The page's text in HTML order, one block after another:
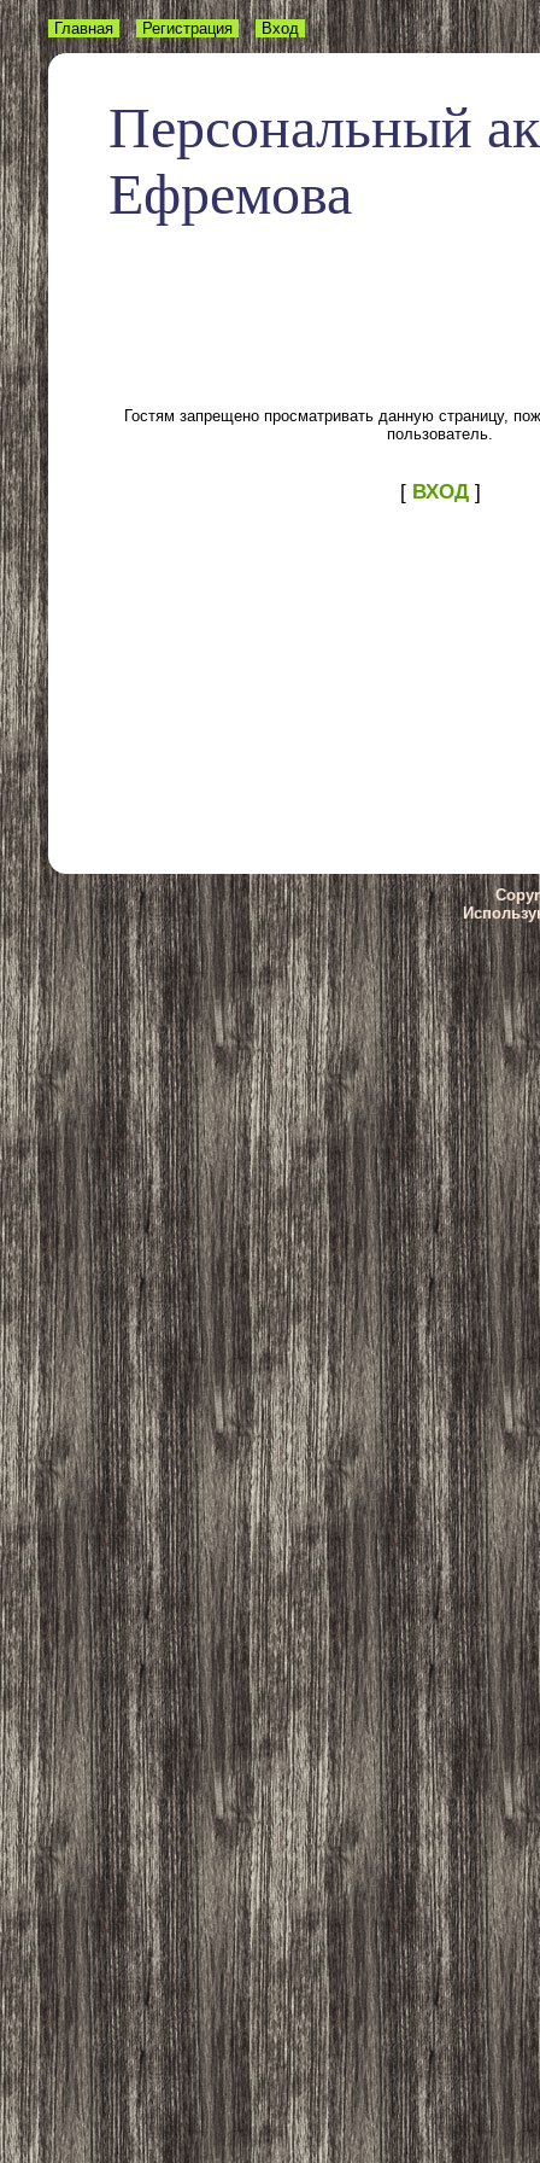
Персональный
Ефремова
Главная Регистрация Вход
Гостям запрещено просматривать данную страницу,
пользователь.
[ ВХОД]